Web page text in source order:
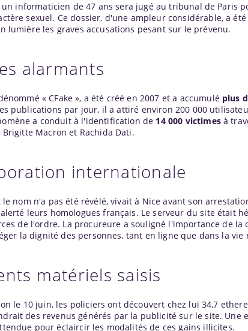
informaticien de 47 ans sera jugé au tribunal de Paris
sexuel. Ce dossier, d'une ampleur considérable, a
lumière les graves accusations pesant sur le prévenu.
alarmants
« CFake », a été créé en 2007 et a accumulé plus
publications par jour, il a attiré environ 200 000
a conduit à l'identification de 14 000 victimesà
Macron et Rachida Dati.
internationale
nom n'a pas été révélé, vivait à Nice avant son
leurs homologues français. Le serveur du site était
de l'ordre. La procureure a souligné l'importance de
la dignité des personnes, tant en ligne que dans la vie
matériels saisis
le 10 juin, les policiers ont découvert chez lui 34,7
des revenus générés par la publicité sur le site. Une
pour éclaircir les modalités de ces gains illicites.